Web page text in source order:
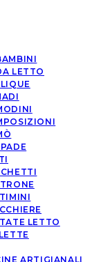
LETTO
LETTO
ARTIGIANALI